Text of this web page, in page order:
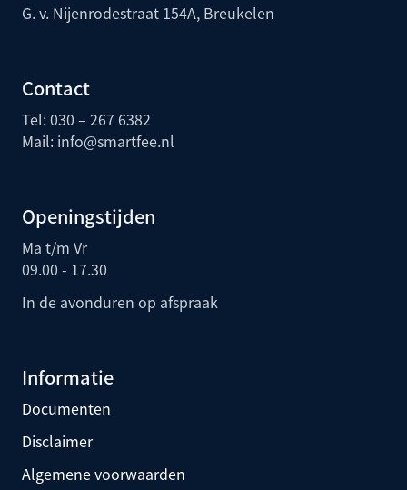
G. v. Nijenrodestraat 154A, Breukelen
Contact
Tel: 030 – 267 6382
Mail: info@smartfee.nl
Openingstijden
Ma t/m Vr
09.00 - 17.30
In de avonduren op afspraak
Informatie
Documenten
Disclaimer
Algemene voorwaarden